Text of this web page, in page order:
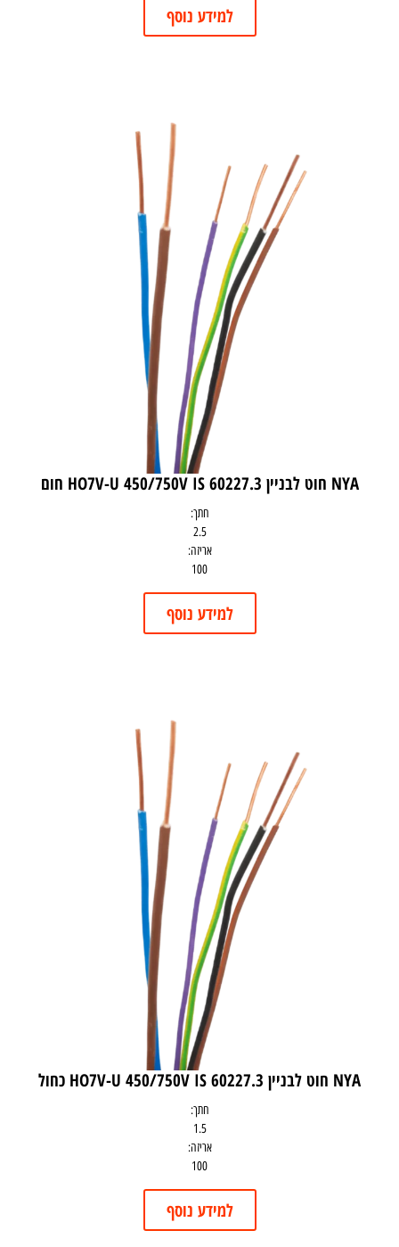
למידע נוסף
NYA חוט לבניין HO7V-U 450/750V IS 60227.3 חום
חתך:
2.5
אריזה:
100
למידע נוסף
NYA חוט לבניין HO7V-U 450/750V IS 60227.3 כחול
חתך:
1.5
אריזה:
100
למידע נוסף